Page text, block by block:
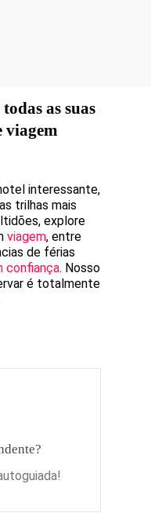
as suas
viagem
interessante,
trilhas mais
explore
viagem, entre
de férias
confiança. Nosso
é totalmente